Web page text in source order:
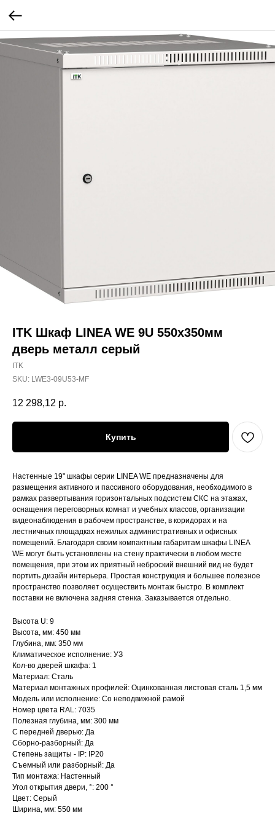
ITK Шкаф LINEA WE 9U 550х350мм
дверь металл серый
ITK
SKU: LWE3-09U53-MF
12 298,12 р.
Купить
Настенные 19" шкафы серии LINEA WE предназначены для
размещения активного и пассивного оборудования, необходимого в
рамках развертывания горизонтальных подсистем СКС на этажах,
оснащения переговорных комнат и учебных классов, организации
видеонаблюдения в рабочем пространстве, в коридорах и на
лестничных площадках нежилых административных и офисных
помещений. Благодаря своим компактным габаритам шкафы LINEA
WE могут быть установлены на стену практически в любом месте
помещения, при этом их приятный неброский внешний вид не будет
портить дизайн интерьера. Простая конструкция и большее полезное
пространство позволяет осуществить монтаж быстро. В комплект
поставки не включена задняя стенка. Заказывается отдельно.
Высота U: 9
Высота, мм: 450 мм
Глубина, мм: 350 мм
Климатическое исполнение: УЗ
Кол-во дверей шкафа: 1
Материал: Сталь
Материал монтажных профилей: Оцинкованная листовая сталь 1,5 мм
Модель или исполнение: Со неподвижной рамой
Номер цвета RAL: 7035
Полезная глубина, мм: 300 мм
С передней дверью: Да
Сборно-разборный: Да
Степень защиты - IP: IP20
Съемный или разборный: Да
Тип монтажа: Настенный
Угол открытия двери, °: 200 °
Цвет: Серый
Ширина, мм: 550 мм